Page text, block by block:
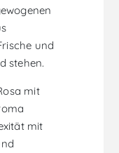
und
stehen.
mit
mit